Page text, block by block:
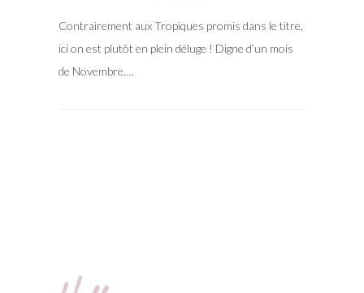
Contrairement aux Tropiques promis dans le titre,
ici on est plutôt en plein déluge ! Digne d’un mois
de Novembre,…